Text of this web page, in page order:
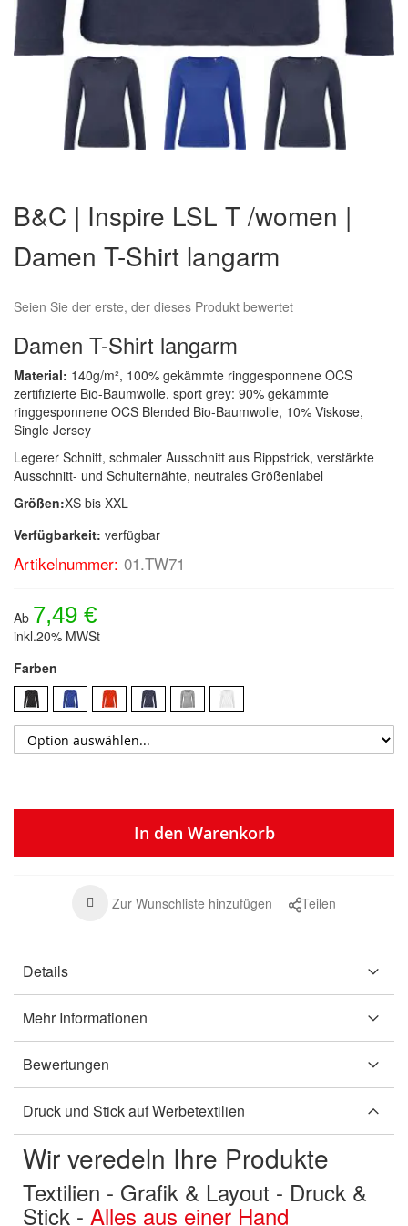
der
Bildergalerie
springen
B&C | Inspire LSL T /women |
Damen T-Shirt langarm
Seien Sie der erste, der dieses Produkt bewertet
Damen T-Shirt langarm
Material: 140g/m², 100% gekämmte ringgesponnene OCS
zertifizierte Bio-Baumwolle, sport grey: 90% gekämmte
ringgesponnene OCS Blended Bio-Baumwolle, 10% Viskose,
Single Jersey
Legerer Schnitt, schmaler Ausschnitt aus Rippstrick, verstärkte
Ausschnitt- und Schulternähte, neutrales Größenlabel
Größen:XS bis XXL
Verfügbarkeit: verfügbar
Artikelnummer: 01.TW71
Ab 7,49 €
inkl.20% MWSt
Farben
In den Warenkorb
Zur Wunschliste hinzufügen Teilen
Details
Mehr Informationen
Bewertungen
Druck und Stick auf Werbetextilien
Wir veredeln Ihre Produkte
Textilien - Grafik & Layout - Druck &
Stick - Alles aus einer Hand